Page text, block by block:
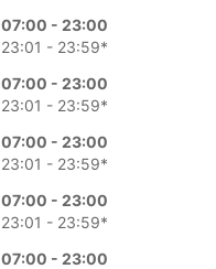
07:00 - 23:00
23:01 - 23:59*
07:00 - 23:00
23:01 - 23:59*
07:00 - 23:00
23:01 - 23:59*
07:00 - 23:00
23:01 - 23:59*
07:00 - 23:00